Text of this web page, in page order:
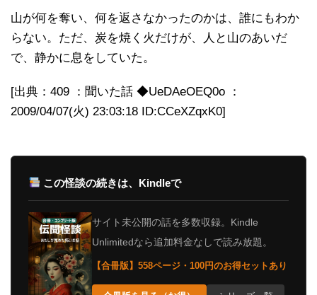
山が何を奪い、何を返さなかったのかは、誰にもわか
らない。ただ、炭を焼く火だけが、人と山のあいだ
で、静かに息をしていた。
[出典：409 ：聞いた話 ◆UeDAeOEQ0o ：
2009/04/07(火) 23:03:18 ID:CCeXZqxK0]
この怪談の続きは、Kindleで
サイト未公開の話を多数収録。Kindle
Unlimitedなら追加料金なしで読み放題。
【合冊版】558ページ・100円のお得セットあり